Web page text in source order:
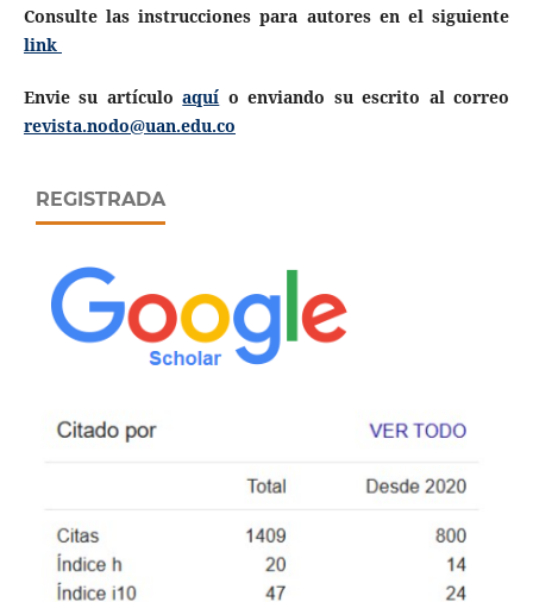
Consulte las instrucciones para autores en el siguiente
link
Envie su artículoaquí o enviando su escrito al correo
revista.nodo@uan.edu.co
REGISTRADA